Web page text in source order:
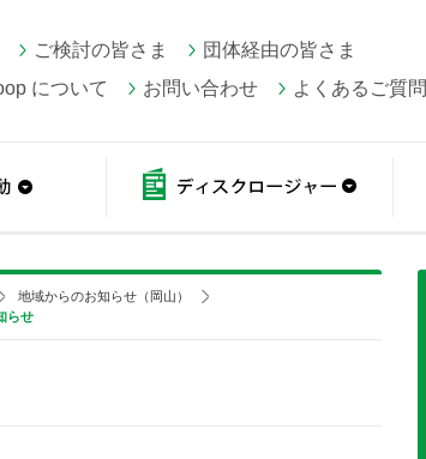
ご検討の皆さま
団体経由の皆さま
について
お問い合わせ よくあるご質問
地域からのお知らせ（岡山）
らせ